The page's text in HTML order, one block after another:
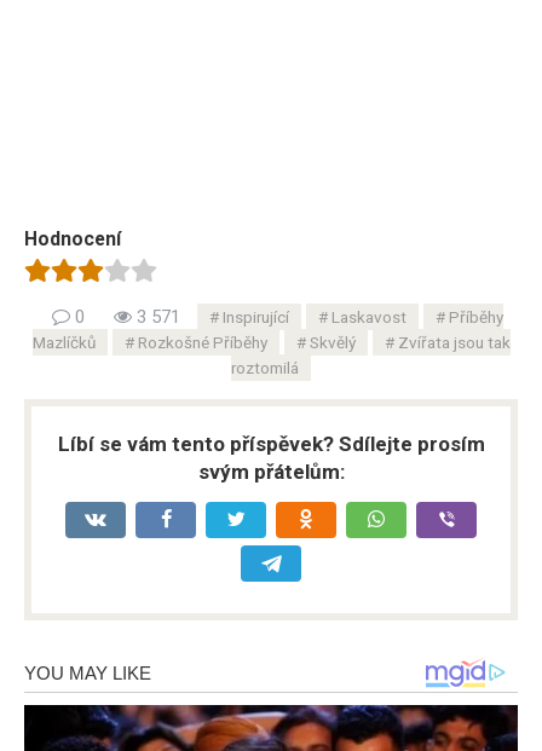
Hodnocení
0 3 571 Inspirující Laskavost
Příběhy
Mazlíčků
Rozkošné Příběhy Skvělý
Zvířata jsou tak
roztomilá
Líbí se vám tento příspěvek? Sdílejte prosím
svým přátelům: